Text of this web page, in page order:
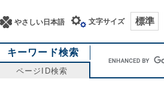
やさしい日本語 文字サイズ 標準
キーワード検索
ページID検索
ワ